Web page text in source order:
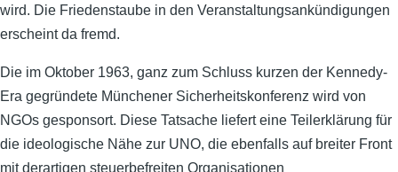
wird. Die Friedenstaube in den Veranstaltungsankündigungen
erscheint da fremd.
Die im Oktober 1963, ganz zum Schluss kurzen der Kennedy-
Era gegründete Münchener Sicherheitskonferenz wird von
NGOs gesponsort. Diese Tatsache liefert eine Teilerklärung für
die ideologische Nähe zur UNO, die ebenfalls auf breiter Front
mit derartigen steuerbefreiten Organisationen